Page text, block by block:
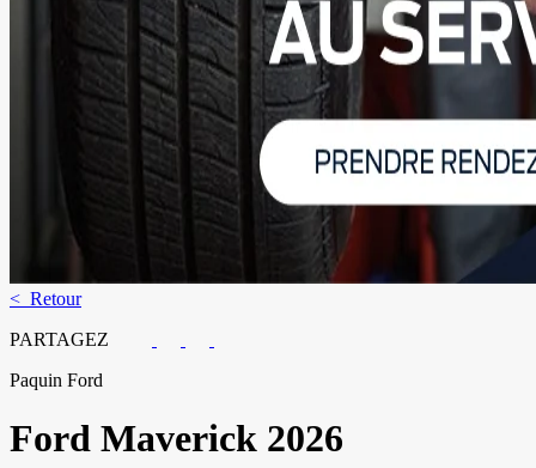
< Retour
PARTAGEZ
Paquin Ford
Ford Maverick 2026